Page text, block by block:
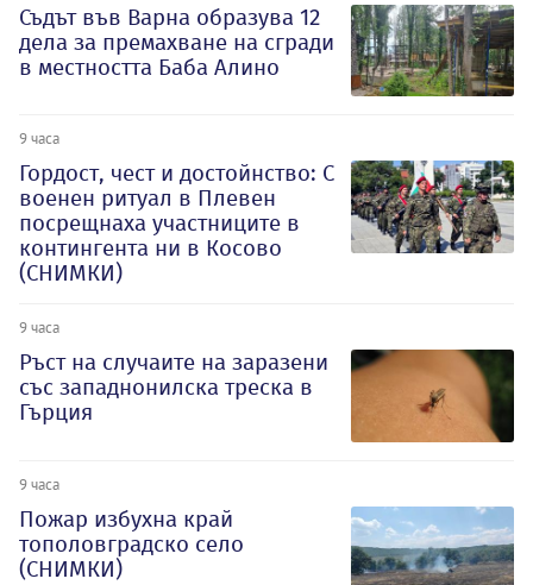
Съдът във Варна образува 12
дела за премахване на сгради
в местността Баба Алино
9 часа
Гордост, чест и достойнство: С
военен ритуал в Плевен
посрещнаха участниците в
контингента ни в Косово
(СНИМКИ)
9 часа
Ръст на случаите на заразени
със западнонилска треска в
Гърция
9 часа
Пожар избухна край
тополовградско село
(СНИМКИ)